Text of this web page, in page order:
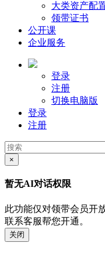
大类资产配
领带证书
公开课
企业服务
登录
注册
切换电脑版
登录
注册
×
暂无AI对话权限
此功能仅对领带会员开
联系客服帮您开通。
关闭